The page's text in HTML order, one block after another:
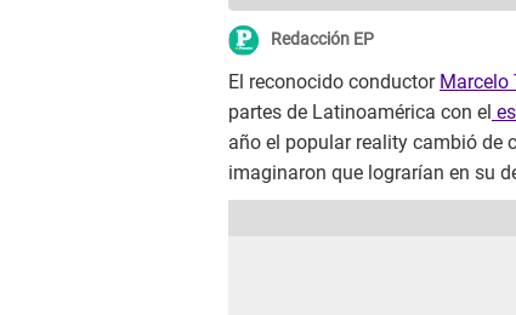
Redacción EP
El reconocido conductor Marcelo
partes de Latinoamérica con el
año el popular reality cambió de
imaginaron que lograrían en su